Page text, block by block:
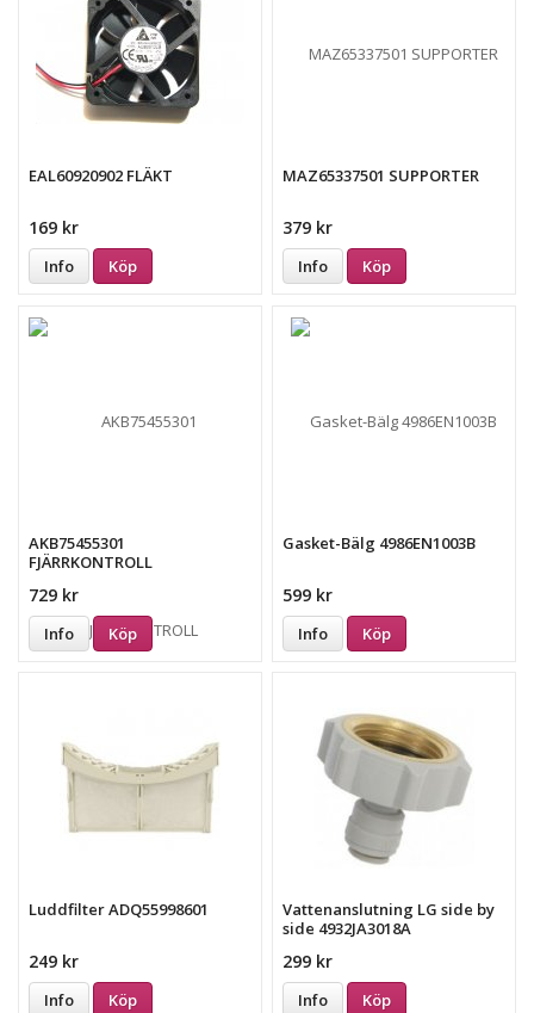
EAL60920902 FLÄKT
169 kr
Info Köp
MAZ65337501 SUPPORTER
379 kr
Info Köp
AKB75455301
FJÄRRKONTROLL
729 kr
Info Köp
Gasket-Bälg 4986EN1003B
599 kr
Info Köp
Luddfilter ADQ55998601
249 kr
Info Köp
Vattenanslutning LG side by
side 4932JA3018A
299 kr
Info Köp